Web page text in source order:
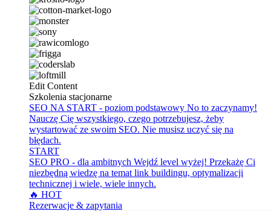
Edit Content
Szkolenia stacjonarne
SEO NA START - poziom podstawowy No to zaczynamy!
Nauczę Cię wszystkiego, czego potrzebujesz, żeby
wystartować ze swoim SEO. Nie musisz uczyć się na
błędach.
START
SEO PRO - dla ambitnych Wejdź level wyżej! Przekażę Ci
niezbędną wiedzę na temat link buildingu, optymalizacji
technicznej i wiele, wiele innych.
🔥 HOT
Rezerwacje & zapytania